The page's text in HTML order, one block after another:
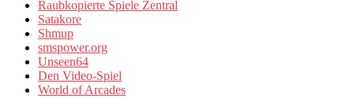
Raubkopierte Spiele Zentral
Satakore
Shmup
smspower.org
Unseen64
Den Video-Spiel
World of Arcades